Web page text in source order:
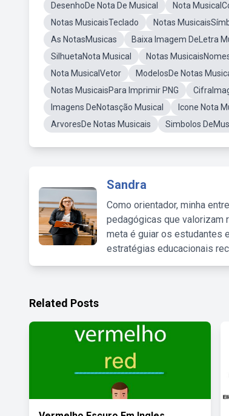
DesenhoDe Nota De Musical
Nota
Notas MusicaisTeclado
Notas
As NotasMusicas
Baixa Imagem DeLetra
SilhuetaNota Musical
Notas
Nota MusicalVetor
ModelosDe Notas
Notas MusicaisPara Imprimir PNG
Imagens DeNotasção Musical
Icone Nota
ArvoresDe Notas Musicais
Simbolos
Sandra
Como orientador, minha
pedagógicas que valorizam
meta é guiar os estudantes
estratégias educacionais
Related Posts